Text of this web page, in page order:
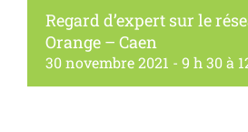
Regard d’expert sur le
Orange – Caen
30 novembre 2021 - 9 h 30à